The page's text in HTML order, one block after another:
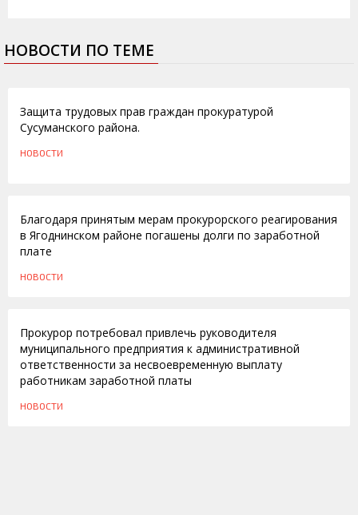
НОВОСТИ ПО ТЕМЕ
Защита трудовых прав граждан прокуратурой
Сусуманского района.
НОВОСТИ
Благодаря принятым мерам прокурорского реагирования
в Ягоднинском районе погашены долги по заработной
плате
НОВОСТИ
Прокурор потребовал привлечь руководителя
муниципального предприятия к административной
ответственности за несвоевременную выплату
работникам заработной платы
НОВОСТИ